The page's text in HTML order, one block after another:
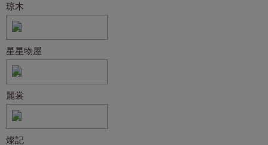
琼木
星星物屋
麗裳
燦記